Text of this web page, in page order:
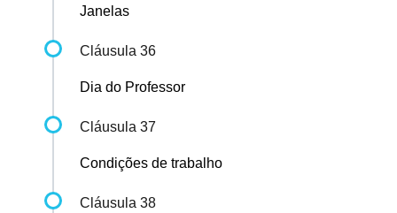
Janelas
Cláusula 36
Dia do Professor
Cláusula 37
Condições de trabalho
Cláusula 38